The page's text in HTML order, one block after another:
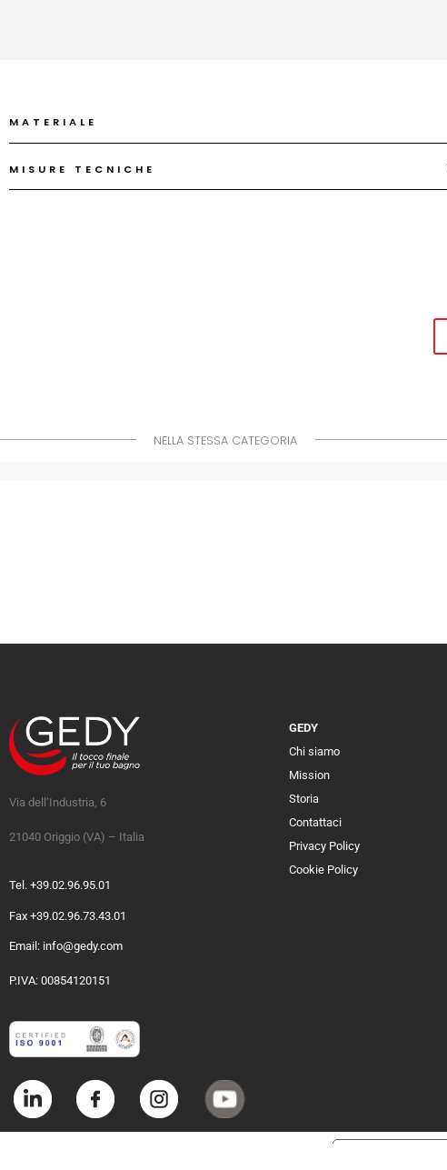
MATERIALE
MISURE TECNICHE
NELLA STESSA CATEGORIA
Via dell’Industria, 6
21040 Origgio (VA) – Italia
Tel. +39.02.96.95.01
Fax +39.02.96.73.43.01
Email: info@gedy.com
P.IVA: 00854120151
GEDY
Chi siamo
Mission
Storia
Contattaci
Privacy Policy
Cookie Policy